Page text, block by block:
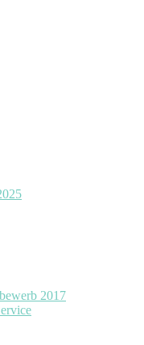
2017